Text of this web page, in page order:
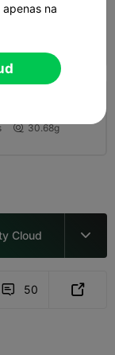
 30.68g
Cloud 
 50 
na